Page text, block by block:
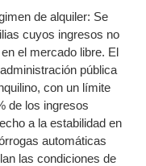
de alquiler: Se
cuyos ingresos no
el mercado libre. El
pública
con un límite
de los ingresos
a la estabilidad en
automáticas
las condiciones de